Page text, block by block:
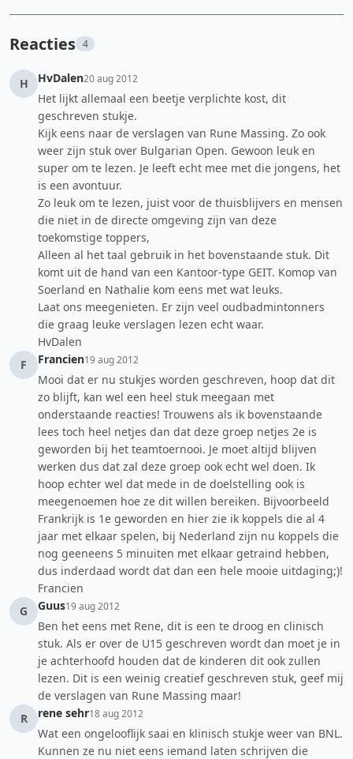
Reacties 4
H HvDalen20 aug 2012
Het lijkt allemaal een beetje verplichte kost, dit
geschreven stukje.
Kijk eens naar de verslagen van Rune Massing. Zo ook
weer zijn stuk over Bulgarian Open. Gewoon leuk en
super om te lezen. Je leeft echt mee met die jongens, het
is een avontuur.
Zo leuk om te lezen, juist voor de thuisblijvers en mensen
die niet in de directe omgeving zijn van deze
toekomstige toppers,
Alleen al het taal gebruik in het bovenstaande stuk. Dit
komt uit de hand van een Kantoor-type GEIT. Komop van
Soerland en Nathalie kom eens met wat leuks.
Laat ons meegenieten. Er zijn veel oudbadmintonners
die graag leuke verslagen lezen echt waar.
HvDalen
F
Francien19 aug 2012
Mooi dat er nu stukjes worden geschreven, hoop dat dit
zo blijft, kan wel een heel stuk meegaan met
onderstaande reacties! Trouwens als ik bovenstaande
lees toch heel netjes dan dat deze groep netjes 2e is
geworden bij het teamtoernooi. Je moet altijd blijven
werken dus dat zal deze groep ook echt wel doen. Ik
hoop echter wel dat mede in de doelstelling ook is
meegenoemen hoe ze dit willen bereiken. Bijvoorbeeld
Frankrijk is 1e geworden en hier zie ik koppels die al 4
jaar met elkaar spelen, bij Nederland zijn nu koppels die
nog geeneens 5 minuiten met elkaar getraind hebben,
dus inderdaad wordt dat dan een hele mooie uitdaging;)!
Francien
G
Guus19 aug 2012
Ben het eens met Rene, dit is een te droog en clinisch
stuk. Als er over de U15 geschreven wordt dan moet je in
je achterhoofd houden dat de kinderen dit ook zullen
lezen. Dit is een weinig creatief geschreven stuk, geef mij
de verslagen van Rune Massing maar!
R
rene sehr18 aug 2012
Wat een ongelooflijk saai en klinisch stukje weer van BNL.
Kunnen ze nu niet eens iemand laten schrijven die